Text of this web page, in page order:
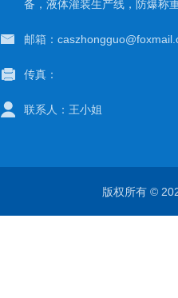
备，液体灌装生产线，防爆称
邮箱：
传真：
联系人：王小姐
版权所有 ©